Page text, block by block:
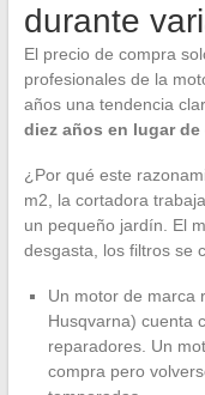
durante
El precio de compra
profesionales de la
años una tendencia
diez años en lugar
¿Por qué este
m2, la cortadora
un pequeño jardín. El
desgasta, los filtros se
Un motor de marca
Husqvarna) cuenta
reparadores. Un
compra pero